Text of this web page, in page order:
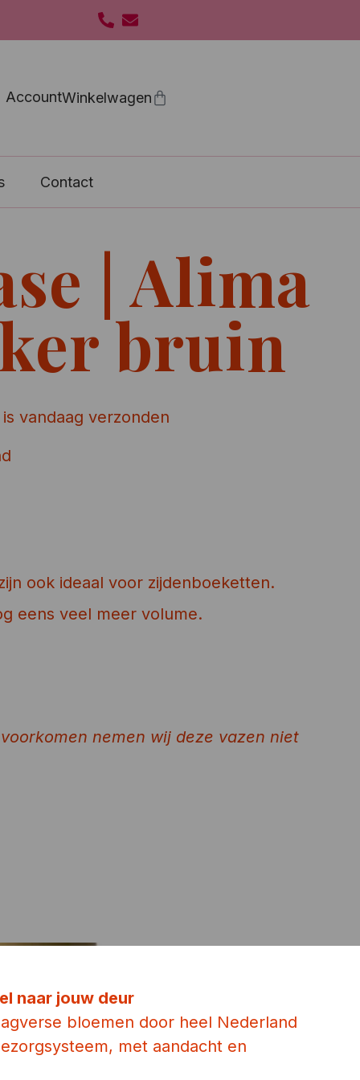
Account
Contact
| Alima
bruin
vandaag verzonden
ook ideaal voor zijdenboeketten.
eens veel meer volume.
nemen wij deze vazen niet
naar jouw deur
bloemen door heel Nederland
met aandacht en